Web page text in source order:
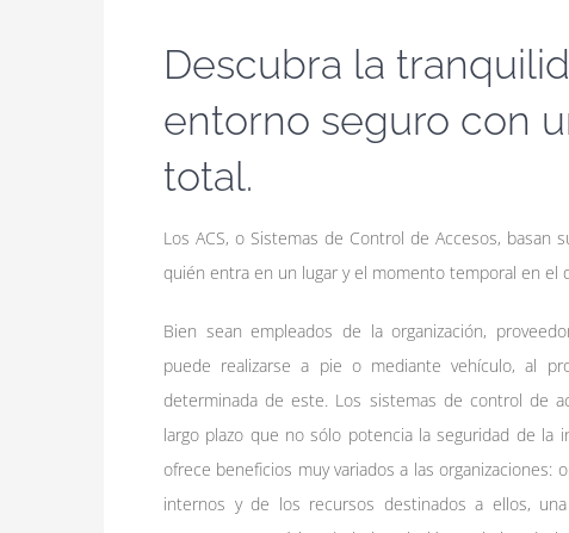
Descubra la
entorno seguro con
total.
Los ACS, o Sistemas de Control de Accesos, basan
quién entra en un lugar y el momento temporal en el
Bien sean empleados de la organización,
puede realizarse a pie o mediante vehículo, al
determinada de este. Los sistemas de control de
largo plazo que no sólo potencia la seguridad de la
ofrece beneficios muy variados a las organizaciones:
internos y de los recursos destinados a ellos,